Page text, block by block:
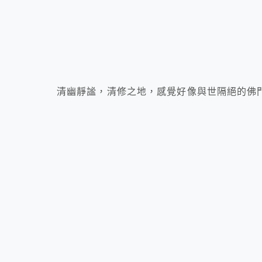
清幽靜謐，清修之地，感覺好像與世隔絕的佛